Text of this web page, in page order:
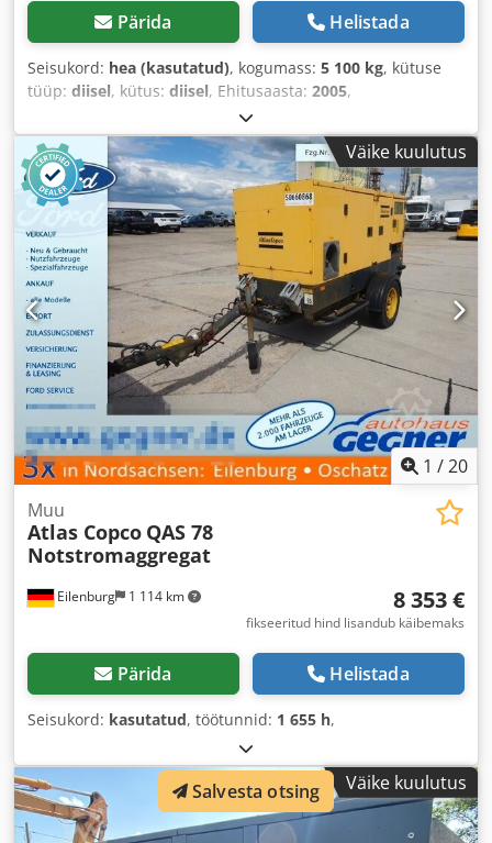
Pärida Helistada
Seisukord: hea (kasutatud), kogumass: 5 100 kg, kütuse
tüüp: diisel, kütus: diisel, Ehitusaasta: 2005,
Väike kuulutus
1 /20
Eilenburg 1 114 km
Muu
Atlas Copco QAS 78
Notstromaggregat
8 353 €
fikseeritud hind lisandub käibemaks
Pärida Helistada
Seisukord: kasutatud, töötunnid: 1 655 h,
Väike kuulutus
Salvesta otsing